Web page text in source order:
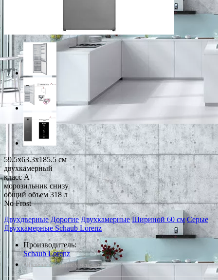
59.5x63.3x185.5 см
двухкамерный
класс A+
морозильник снизу
общий объем 318 л
No Frost
Двухдверные Дорогие Двухкамерные Шириной 60 см Серые
Двухкамерные Schaub Lorenz
Производитель:
Schaub Lorenz
*Наличие уточняйте у менеджера